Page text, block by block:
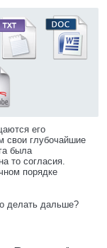
его
свои глубочайшие
была
то согласия.
порядке
делать дальше?